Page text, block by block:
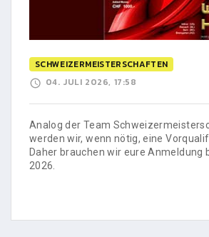
SCHWEIZERMEISTERSCHAFTEN
04. JULI 2026, 17:58
Analog der Team
werden wir, wenn nötig, eine
Daher brauchen wir eure Anmeldung
2026.